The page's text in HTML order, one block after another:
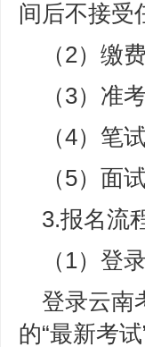
间后不接受
（2）缴
（3）准
（4）笔
（5）面
3.报名流
（1）登录
登录云南
的“最新考